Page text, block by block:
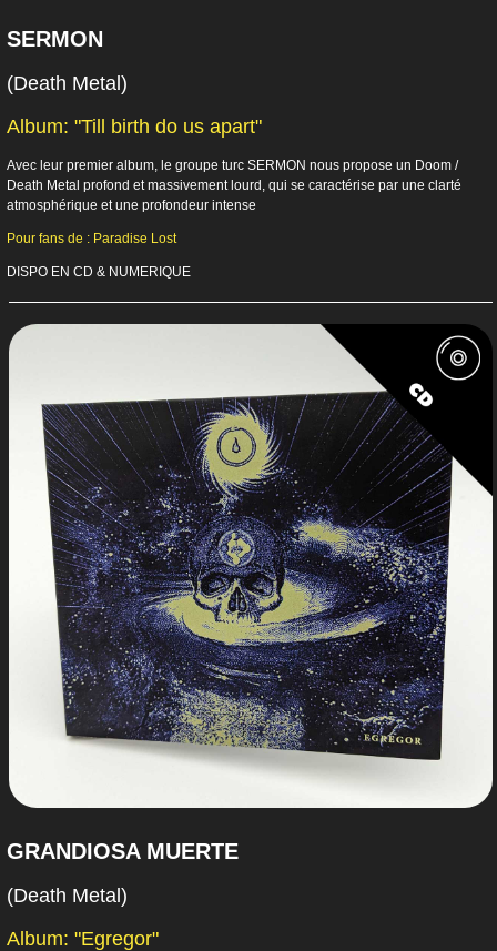
SERMON
(Death Metal)
Album: "Till birth do us apart"
Avec leur premier album, le groupe turc SERMON nous propose un Doom /
Death Metal profond et massivement lourd, qui se caractérise par une clarté
atmosphérique et une profondeur intense
Pour fans de : Paradise Lost
DISPO EN CD & NUMERIQUE
GRANDIOSA MUERTE
(Death Metal)
Album: "Egregor"